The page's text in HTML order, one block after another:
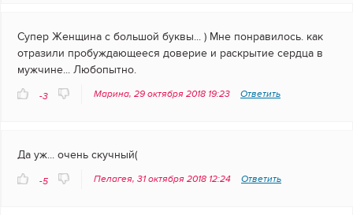
Супер Женщина с большой буквы... ) Мне понравилось. как
отразили пробуждающееся доверие и раскрытие сердца в
мужчине... Любопытно.
-3 Марина, 29 октября 2018 19:23 Ответить
Да уж... очень скучный(
-5 Пелагея, 31 октября 2018 12:24 Ответить